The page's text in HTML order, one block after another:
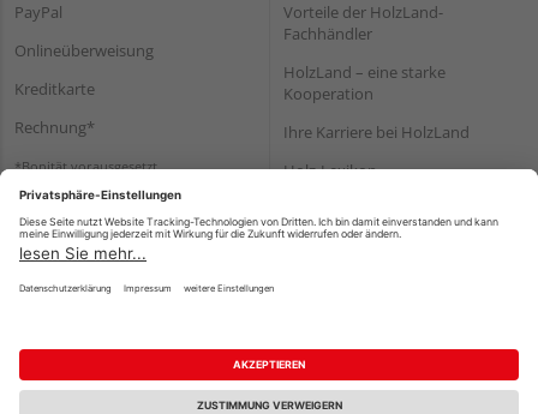
PayPal
Onlineüberweisung
Kreditkarte
Rechnung*
*Bonität vorausgesetzt
Vorteile der HolzLand-
Fachhändler
HolzLand – eine starke
Kooperation
Ihre Karriere bei HolzLand
Holz-Lexikon
Impressum Datenschutz
Nutzungsbedingungen
Barrierefreiheitserklärung
Vertrag widerrufen